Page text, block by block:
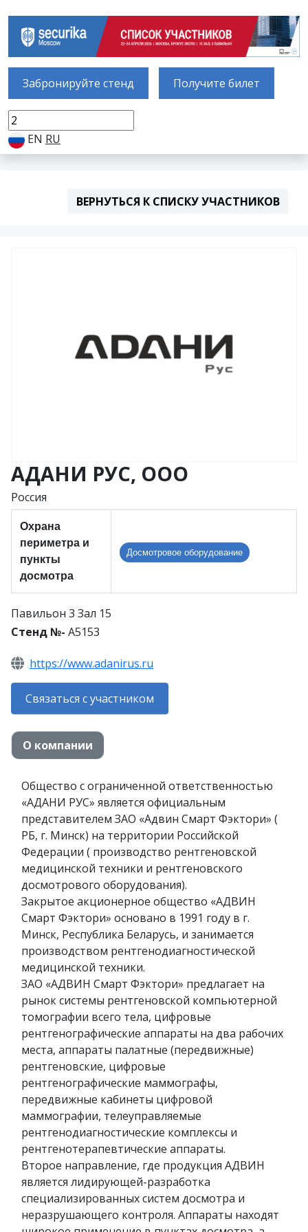
Забронируйте стенд Получите билет
EN RU
ВЕРНУТЬСЯ К СПИСКУ УЧАСТНИКОВ
АДАНИ РУС, ООО
Россия
Охрана
периметра и
пункты
досмотра
Досмотровое оборудование
Павильон 3 Зал 15
Стенд №- A5153
https://www.adanirus.ru
Связаться с участником
О компании
Общество с ограниченной ответственностью
«АДАНИ РУС» является официальным
представителем ЗАО «Адвин Смарт Фэктори» (
РБ, г. Минск) на территории Российской
Федерации ( производство рентгеновской
медицинской техники и рентгеновского
досмотрового оборудования).
Закрытое акционерное общество «АДВИН
Смарт Фэктори» основано в 1991 году в г.
Минск, Республика Беларусь, и занимается
производством рентгенодиагностической
медицинской техники.
ЗАО «АДВИН Смарт Фэктори» предлагает на
рынок системы рентгеновской компьютерной
томографии всего тела, цифровые
рентгенографические аппараты на два рабочих
места, аппараты палатные (передвижные)
рентгеновские, цифровые
рентгенографические маммографы,
передвижные кабинеты цифровой
маммографии, телеуправляемые
рентгенодиагностические комплексы и
рентгенотерапевтические аппараты.
Второе направление, где продукция АДВИН
является лидирующей-разработка
специализированных систем досмотра и
неразрушающего контроля. Аппараты находят